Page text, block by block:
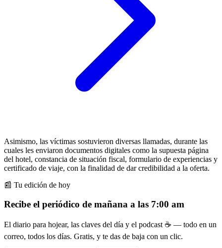
Asimismo, las víctimas sostuvieron diversas llamadas, durante las
cuales les enviaron documentos digitales como la supuesta página
del hotel, constancia de situación fiscal, formulario de experiencias y
certificado de viaje, con la finalidad de dar credibilidad a la oferta.
📰 Tu edición de hoy
Recibe el periódico de mañana a las 7:00 am
El diario para hojear, las claves del día y el podcast ☕ — todo en un
correo, todos los días. Gratis, y te das de baja con un clic.